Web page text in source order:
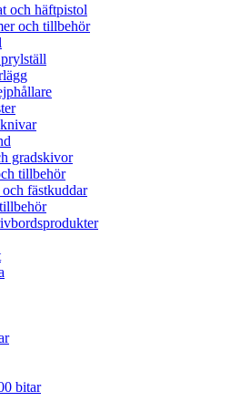
och häftpistol
och tillbehör
gradskivor
tillbehör
fästkuddar
bitar